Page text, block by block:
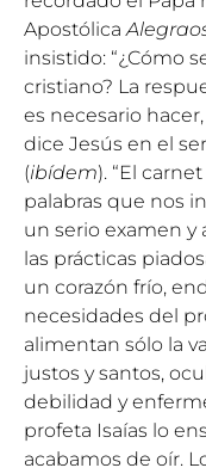
Apostólica
insistido: “¿Cómo
cristiano? La
es necesario
dice Jesús en el
(ibídem). “El
palabras que nos
un serio examen y
las prácticas
un corazón frío,
necesidades del
alimentan sólo la
justos y santos,
debilidad y
profeta Isaías lo
acabamos de oír.